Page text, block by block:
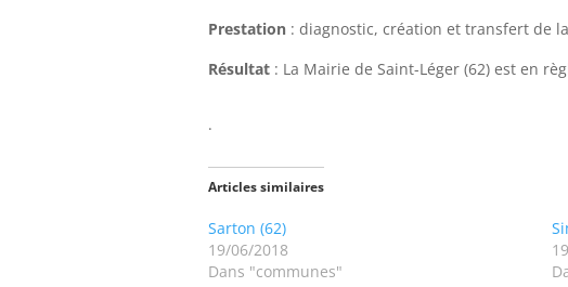
Prestation : diagnostic, création et transfert de
Résultat : La Mairie de Saint-Léger (62) est en
.
Articles similaires
Sarton (62)
19/06/2018
Dans "communes"